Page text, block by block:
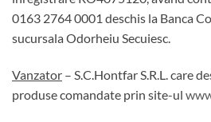
0163 2764 0001 deschis la Banca
sucursala Odorheiu Secuiesc.
Vanzator – S.C.Hontfar S.R.L. care
produse comandate prin site-ul